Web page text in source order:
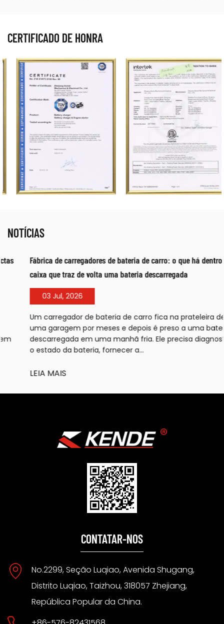
CERTIFICADO DE HONRA
NOTÍCIAS
Fábrica de carregadores de bateria de carro: o que há dentro da
caixa que traz de volta uma bateria descarregada
03 Jul, 2026
Um carregador de bateria de carro fica na prateleira de
uma garagem por meses e depois é preso a uma bateria
descarregada em uma manhã fria. Ele precisa diagnosticar
o estado da bateria, fornecer a...
LEIA MAIS
CONTATAR-NOS
No.2299, Seção Luqiao, Avenida Shugang,
Distrito Luqiao, Taizhou, 318057 Zhejiang,
República Popular da China.